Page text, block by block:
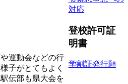
運動会などの行
子がとてもよく
伝部も県大会を
対応
登校許可証
明書
学割証発行願